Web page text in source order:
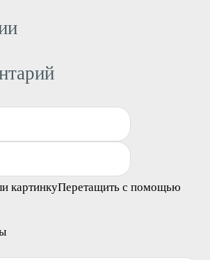
картинкуПеретащить с помощью